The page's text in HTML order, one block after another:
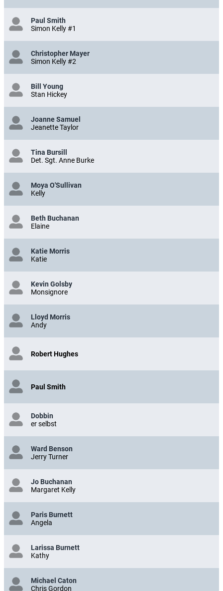
Paul Smith
Simon Kelly #1
Christopher Mayer
Simon Kelly #2
Bill Young
Stan Hickey
Joanne Samuel
Jeanette Taylor
Tina Bursill
Det. Sgt. Anne Burke
Moya O'Sullivan
Kelly
Beth Buchanan
Elaine
Katie Morris
Katie
Kevin Golsby
Monsignore
Lloyd Morris
Andy
Robert Hughes
Paul Smith
Dobbin
er selbst
Ward Benson
Jerry Turner
Jo Buchanan
Margaret Kelly
Paris Burnett
Angela
Larissa Burnett
Kathy
Michael Caton
Chris Gordon